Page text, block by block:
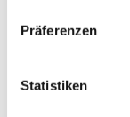
Präferenzen
Statistiken